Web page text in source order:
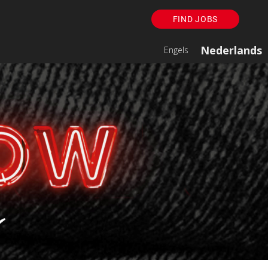
FIND JOBS
Engels Nederlands